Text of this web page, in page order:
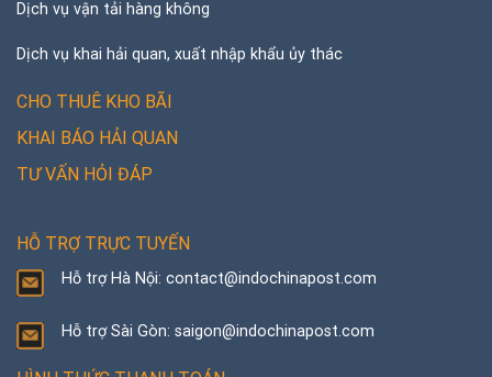
Dịch vụ vận tải hàng không
Dịch vụ khai hải quan, xuất nhập khẩu ủy thác
CHO THUÊ KHO BÃI
KHAI BÁO HẢI QUAN
TƯ VẤN HỎI ĐÁP
HỖ TRỢ TRỰC TUYẾN
Hỗ trợ Hà Nội: contact@indochinapost.com
Hỗ trợ Sài Gòn: saigon@indochinapost.com